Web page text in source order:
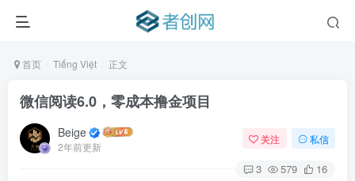
首页 Tiếng Việt 正文
微信阅读6.0，零成本撸金项目
Beige
2年前更新
关注 私信
3 579 16